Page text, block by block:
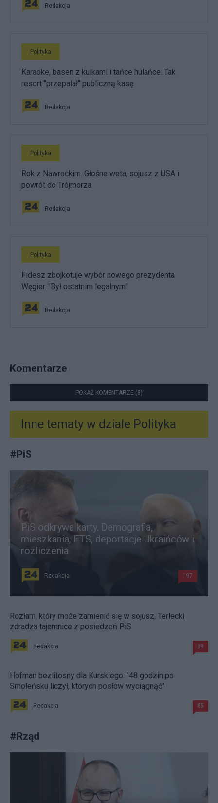
Redakcja
Polityka
Karaoke, basen z kulkami i tańce hulańce. Tak
resort "przepalał" publiczną kasę
Redakcja
Polityka
Rok z Nawrockim. Głośne weta, sojusz z USA i
powrót do Trójmorza
Redakcja
Polityka
Fidesz zbojkotuje wybór nowego prezydenta
Węgier. "Był ostatnim legalnym"
Redakcja
Komentarze
POKAŻ KOMENTARZE (8)
Inne tematy w dziale Polityka
#PiS
PiS odkrywa karty. Demografia,
mieszkania, ETS, deportacje Ukraińców i
rozliczenia
Redakcja 197
Rozłam, który może zamienić się w sojusz. Terlecki
zdradza tajemnice z posiedzeń PiS
Redakcja 89
Hofman bezlitosny dla Kurskiego. "48 godzin po
Smoleńsku liczył, których posłów wyciągnąć"
Redakcja 85
#Rząd